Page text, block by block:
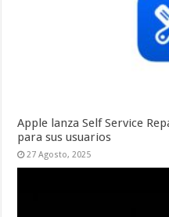
Apple lanza Self Service
para sus usuarios
27 Agosto, 2025